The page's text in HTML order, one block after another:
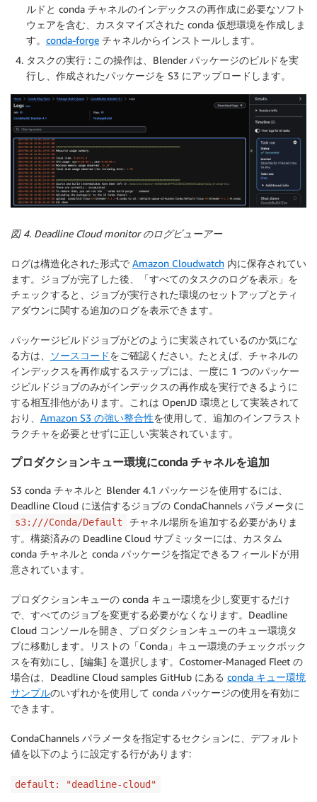
ルドと conda チャネルのインデックスの再作成に必要なソフト
ウェアを含む、カスタマイズされた conda 仮想環境を作成しま
す。 conda-forge チャネルからインストールします。
タスクの実行 : この操作は、Blender パッケージのビルドを実
行し、作成されたパッケージを S3 にアップロードします。
図 4. Deadline Cloud monitor のログビューアー
ログは構造化された形式で Amazon Cloudwatch 内に保存されてい
ます。ジョブが完了した後、「すべてのタスクのログを表示」を
チェックすると、ジョブが実行された環境のセットアップとティ
アダウンに関する追加のログを表示できます。
パッケージビルドジョブがどのように実装されているのか気にな
る方は、
ソースコードをご確認ください。たとえば、チャネルの
インデックスを再作成するステップには、一度に 1 つのパッケー
ジビルドジョブのみがインデックスの再作成を実行できるように
する相互排他があります。これは OpenJD 環境として実装されて
おり、 Amazon S3 の強い整合性を使用して、追加のインフラスト
ラクチャを必要とせずに正しい実装されています。
プロダクションキュー環境にconda チャネルを追加
S3 conda チャネルと Blender 4.1 パッケージを使用するには、
Deadline Cloud に送信するジョブの CondaChannels パラメータに
s3:///Conda/Default
チャネル場所を追加する必要がありま
す。構築済みの Deadline Cloud サブミッターには、カスタム
conda チャネルと conda パッケージを指定できるフィールドが用
意されています。
プロダクションキューの conda キュー環境を少し変更するだけ
で、すべてのジョブを変更する必要がなくなります。Deadline
Cloud コンソールを開き、プロダクションキューのキュー環境タ
ブに移動します。リストの「Conda」キュー環境のチェックボック
スを有効にし、[編集] を選択します。Costomer-Managed Fleet の
場合は、Deadline Cloud samples GitHub にある conda キュー環境
サンプルのいずれかを使用して conda パッケージの使用を有効に
できます。
CondaChannels パラメータを指定するセクションに、デフォルト
値を以下のように設定する行があります:
default: "deadline-cloud"